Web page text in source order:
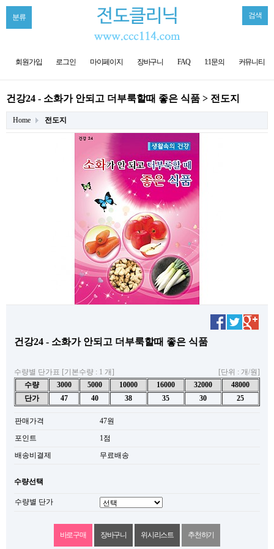
분류 검색
회원가입 로그인 마이페이지 장바구니 FAQ 1:1문의 커뮤니티
건강24 - 소화가 안되고 더부룩할때 좋은 식품 > 전도지
Home 전도지
건강24 - 소화가 안되고 더부룩할때 좋은 식품
수량별 단가표 [기본수량 : 1 개]
[단위 : 개/원]
수량
3000 5000 10000 16000 32000
48000
단가
47 40 38 35 30 25
판매가격
47원
포인트
1점
배송비결제
무료배송
수량선택
수량별 단가
위시리스트 추천하기